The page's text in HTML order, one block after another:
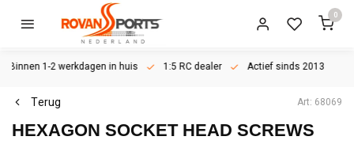
0
Binnen 1-2 werkdagen in huis 1:5 RC dealer Actief sinds 2013
Terug Art: 68069
HEXAGON SOCKET HEAD SCREWS